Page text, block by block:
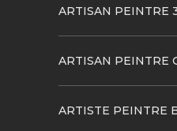
ARTISAN PEINTRE
ARTISAN PEINTRE
ARTISTE PEINTRE